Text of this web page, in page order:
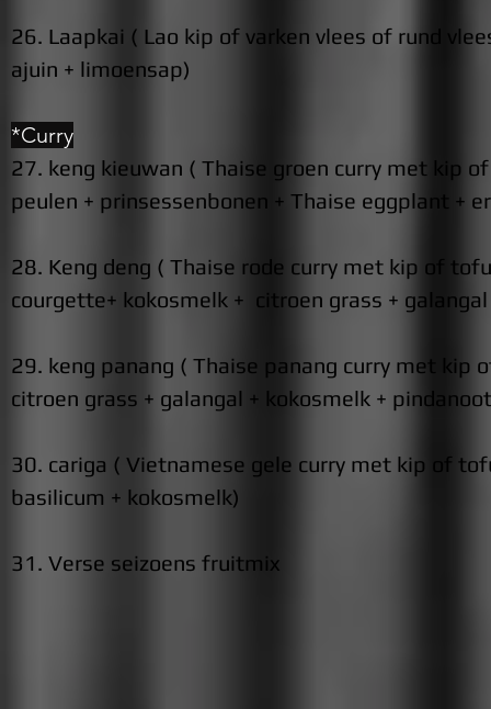
26. Laapkai ( Lao kip of varken vlees of rund
ajuin + limoensap)
*Curry
27. keng kieuwan ( Thaise groen curry met kip
peulen + prinsessenbonen + Thaise eggplant +
28. Keng deng ( Thaise rode curry met kip of
courgette+ kokosmelk + citroen grass +
29. keng panang ( Thaise panang curry met kip
citroen grass + galangal + kokosmelk +
30. cariga ( Vietnamese gele curry met kip of
basilicum + kokosmelk)
31. Verse seizoens fruitmix